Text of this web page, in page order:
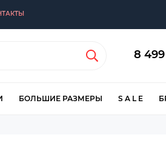
8
БОЛЬШИЕ РАЗМЕРЫ S A L E